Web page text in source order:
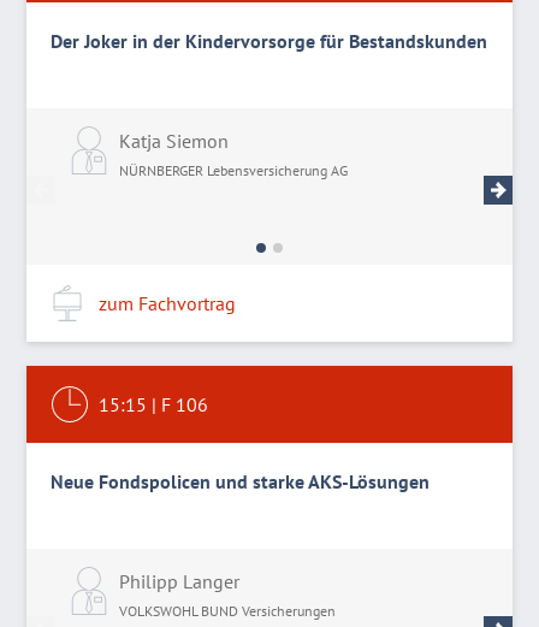
Der Joker in der Kindervorsorge für Bestandskunden
Katja Siemon
NÜRNBERGER Lebensversicherung AG
zum Fachvortrag
15:15 | F 106
Neue Fondspolicen und starke AKS-Lösungen
Philipp Langer
VOLKSWOHL BUND Versicherungen